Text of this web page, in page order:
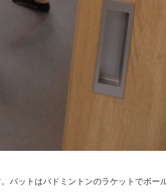
バットはバドミントンのラケットでボー